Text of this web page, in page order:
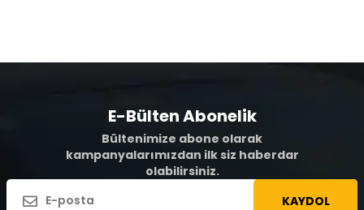
E-Bülten Abonelik
Bültenimize abone olarak
kampanyalarımızdan ilk siz haberdar
olabilirsiniz.
KAYDOL